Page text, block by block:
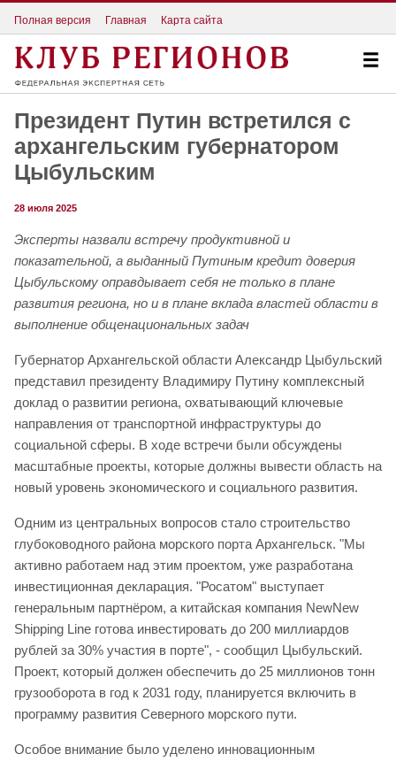
Полная версия Главная Карта сайта
Президент Путин встретился с
архангельским губернатором
Цыбульским
28 июля 2025
Эксперты назвали встречу продуктивной и
показательной, а выданный Путиным кредит доверия
Цыбульскому оправдывает себя не только в плане
развития региона, но и в плане вклада властей области в
выполнение общенациональных задач
Губернатор Архангельской области Александр Цыбульский
представил президенту Владимиру Путину комплексный
доклад о развитии региона, охватывающий ключевые
направления от транспортной инфраструктуры до
социальной сферы. В ходе встречи были обсуждены
масштабные проекты, которые должны вывести область на
новый уровень экономического и социального развития.
Одним из центральных вопросов стало строительство
глубоководного района морского порта Архангельск. "Мы
активно работаем над этим проектом, уже разработана
инвестиционная декларация. "Росатом" выступает
генеральным партнёром, а китайская компания NewNew
Shipping Line готова инвестировать до 200 миллиардов
рублей за 30% участия в порте", - сообщил Цыбульский.
Проект, который должен обеспечить до 25 миллионов тонн
грузооборота в год к 2031 году, планируется включить в
программу развития Северного морского пути.
Особое внимание было уделено инновационным